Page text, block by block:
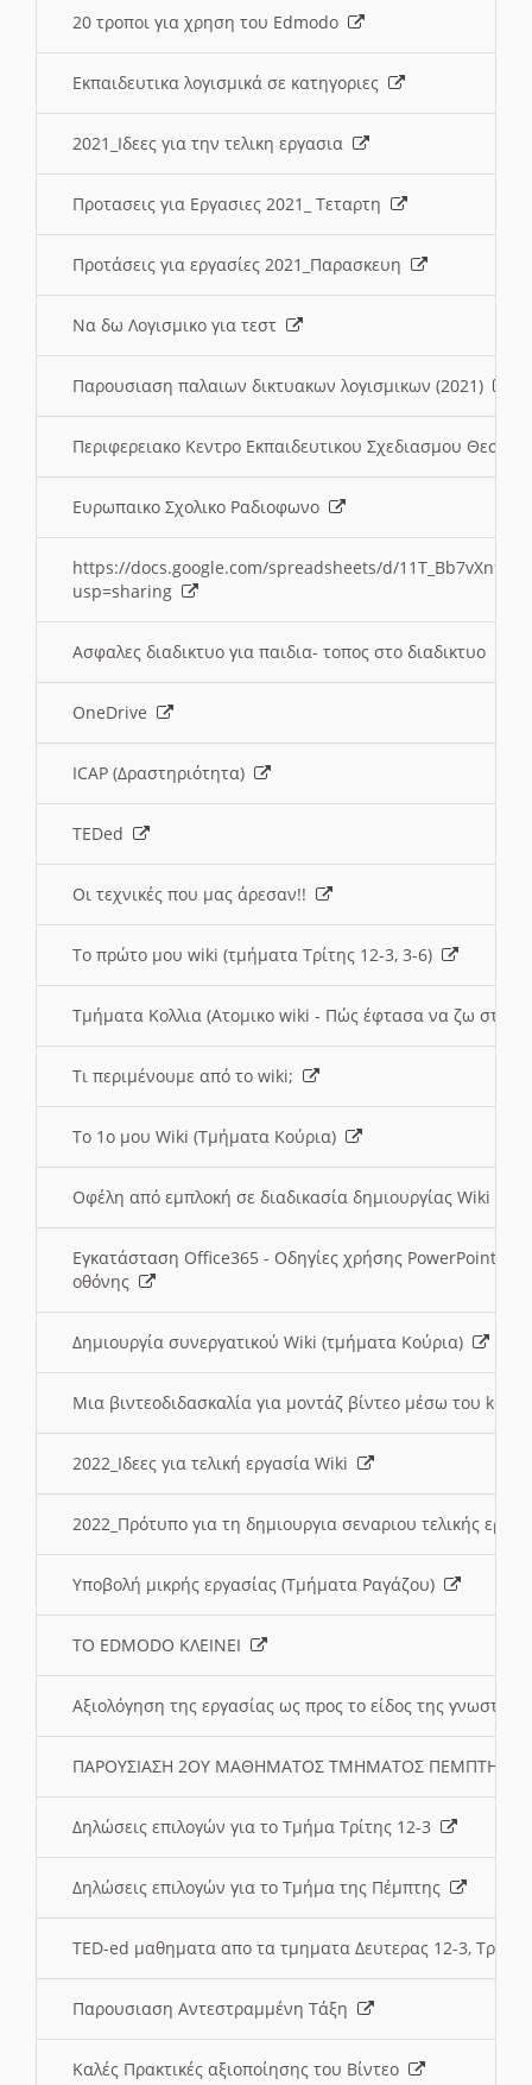
20 τροποι για χρηση του Edmodo
Εκπαιδευτικα λογισμικά σε κατηγοριες
2021_Ιδεες για την τελικη εργασια
Προτασεις για Εργασιες 2021_ Τεταρτη
Προτάσεις για εργασίες 2021_Παρασκευη
Να δω Λογισμικο για τεστ
Παρουσιαση παλαιων δικτυακων λογισμικων (2021)
Περιφερειακο Κεντρο Εκπαιδευτικου Σχεδιασμου
Ευρωπαικο Σχολικο Ραδιοφωνο
https://docs.google.com/spreadsheets/d/
usp=sharing
Ασφαλες διαδικτυο για παιδια- τοπος στο διαδικτυο
OneDrive
ICAP (Δραστηριότητα)
TEDed
Οι τεχνικές που μας άρεσαν!!
Το πρώτο μου wiki (τμήματα Τρίτης 12-3, 3-6)
Τμήματα Κολλια (Ατομικο wiki - Πώς έφτασα να ζω στην
Τι περιμένουμε από το wiki;
Το 1ο μου Wiki (Τμήματα Κούρια)
Οφέλη από εμπλοκή σε διαδικασία δημιουργίας Wiki
Εγκατάσταση Office365 - Οδηγίες χρήσης PowerPoint
οθόνης
Δημιουργία συνεργατικού Wiki (τμήματα Κούρια)
Μια βιντεοδιδασκαλία για μοντάζ βίντεο μέσω του
2022_Ιδεες για τελική εργασία Wiki
2022_Πρότυπο για τη δημιουργια σεναριου τελικής
Υποβολή μικρής εργασίας (Τμήματα Ραγάζου)
ΤΟ EDMODO ΚΛΕΙΝΕΙ
Αξιολόγηση της εργασίας ως προς το είδος της
ΠΑΡΟΥΣΙΑΣΗ 2ΟΥ ΜΑΘΗΜΑΤΟΣ ΤΜΗΜΑΤΟΣ
Δηλώσεις επιλογών για το Τμήμα Τρίτης 12-3
Δηλώσεις επιλογών για το Τμήμα της Πέμπτης
TED-ed μαθηματα απο τα τμηματα Δευτερας 12-3,
Παρουσιαση Αντεστραμμένη Τάξη
Καλές Πρακτικές αξιοποίησης του Βίντεο